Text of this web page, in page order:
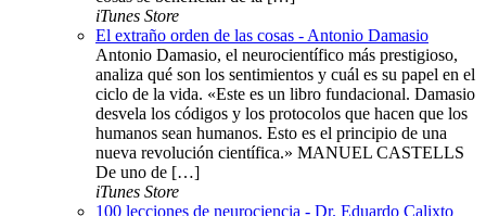
iTunes Store
El extraño orden de las cosas - Antonio Damasio
Antonio Damasio, el neurocientífico más prestigioso,
analiza qué son los sentimientos y cuál es su papel en el
ciclo de la vida. «Este es un libro fundacional. Damasio
desvela los códigos y los protocolos que hacen que los
humanos sean humanos. Esto es el principio de una
nueva revolución científica.» MANUEL CASTELLS
De uno de […]
iTunes Store
100 lecciones de neurociencia - Dr. Eduardo Calixto